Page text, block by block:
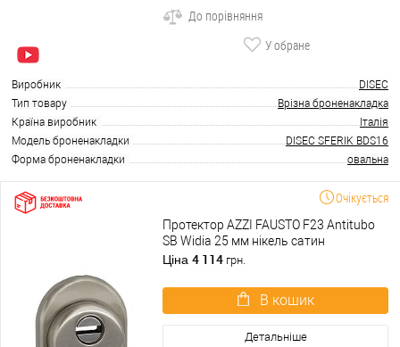
До порівняння
У обране
Виробник
DISEC
Тип товару
Врізна броненакладка
Країна виробник
Італія
Модель броненакладки
DISEC SFERIK BDS16
Форма броненакладки
овальна
Очікується
Протектор AZZI FAUSTO F23 Antitubo
SB Widia 25 мм нікель сатин
Ціна 4 114 грн.
В кошик
Детальніше